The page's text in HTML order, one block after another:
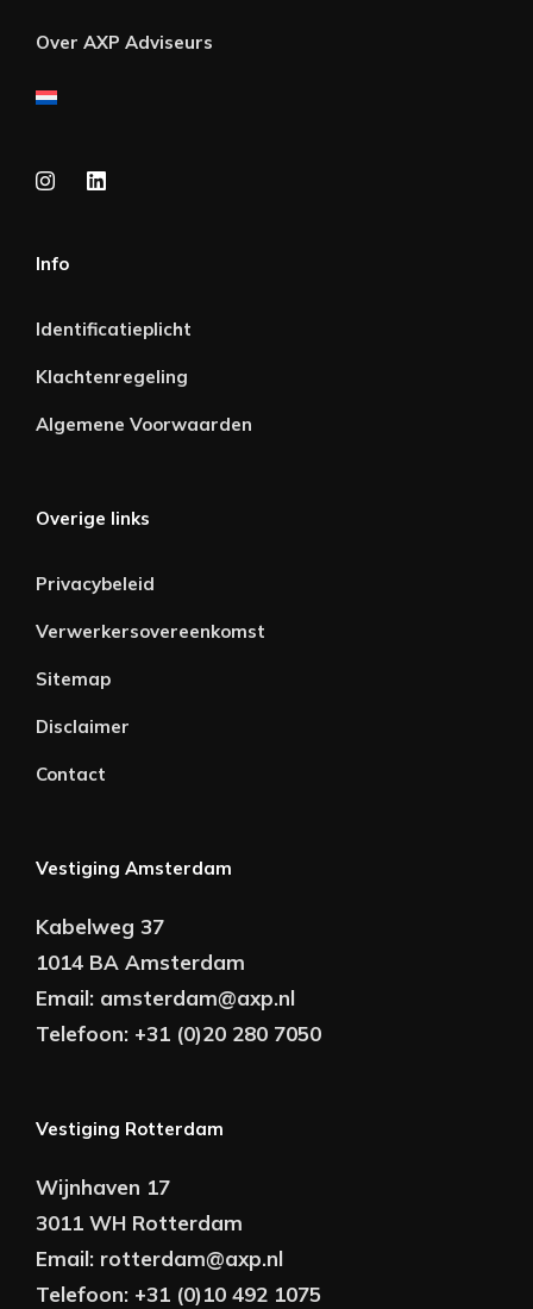
Over AXP Adviseurs
Info
Identificatieplicht
Klachtenregeling
Algemene Voorwaarden
Overige links
Privacybeleid
Verwerkersovereenkomst
Sitemap
Disclaimer
Contact
Vestiging Amsterdam
Kabelweg 37
1014 BA Amsterdam
Email: amsterdam@axp.nl
Telefoon: +31 (0)20 280 7050
Vestiging Rotterdam
Wijnhaven 17
3011 WH Rotterdam
Email: rotterdam@axp.nl
Telefoon: +31 (0)10 492 1075